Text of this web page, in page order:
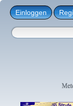
Einloggen